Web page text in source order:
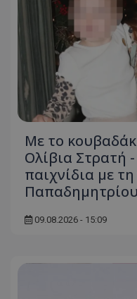
Με το
Ολίβια Στρατή
παιχνίδια με
Παπαδημητρίου
09.08.2026 - 15:09